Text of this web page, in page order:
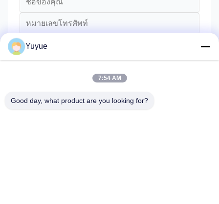
Yuyue
7:54 AM
Good day, what product are you looking for?